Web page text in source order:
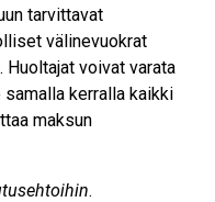
tarvittavat
välinevuokrat
Huoltajat voivat varata
kerralla kaikki
maksun
.